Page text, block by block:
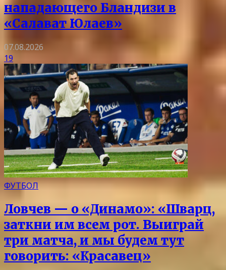
нападающего Бландизи в
«Салават Юлаев»
07.08.2026
19
ФУТБОЛ
Ловчев — о «Динамо»: «Шварц,
заткни им всем рот. Выиграй
три матча, и мы будем тут
говорить: «Красавец»